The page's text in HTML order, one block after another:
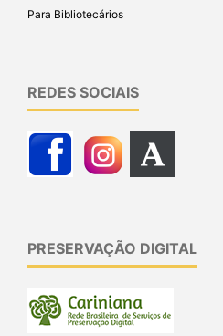
Para Bibliotecários
REDES SOCIAIS
PRESERVAÇÃO DIGITAL